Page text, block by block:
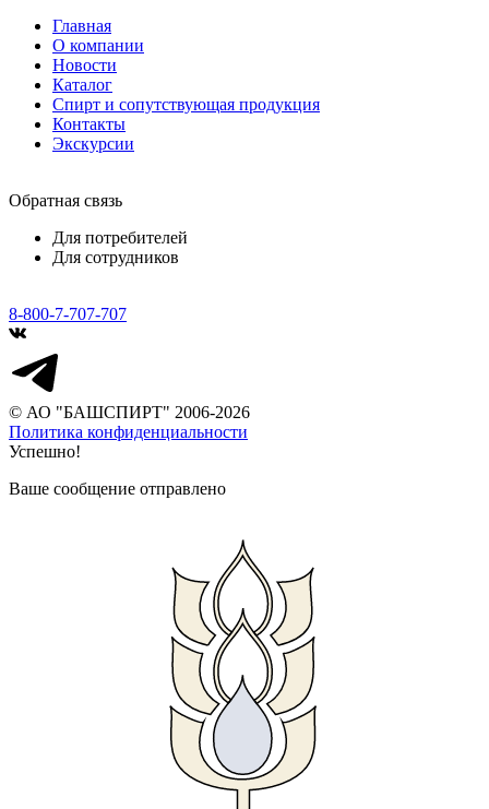
Главная
О компании
Новости
Каталог
Спирт и сопутствующая продукция
Контакты
Экскурсии
Обратная связь
Для потребителей
Для сотрудников
8-800-7-707-707
© АО "БАШСПИРТ" 2006-2026
Политика конфиденциальности
Успешно!
Ваше сообщение отправлено